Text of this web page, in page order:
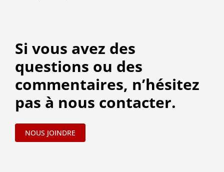
Si vous avez des
questions ou des
commentaires, n’hésitez
pas à nous contacter.
NOUS JOINDRE